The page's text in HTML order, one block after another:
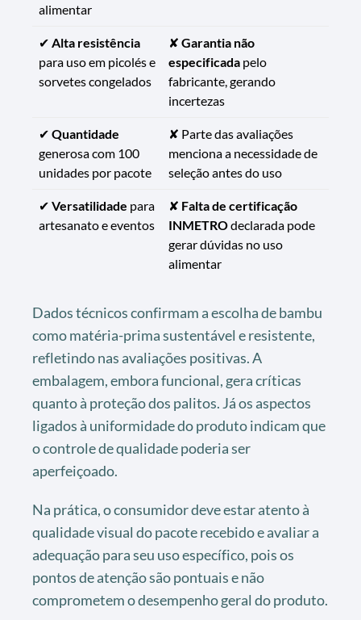
alimentar
✔ Alta resistência
para uso em picolés e
sorvetes congelados
✘ Garantia não
especificada pelo
fabricante, gerando
incertezas
✔ Quantidade
generosa com 100
unidades por pacote
✘ Parte das avaliações
menciona a necessidade de
seleção antes do uso
✔ Versatilidade para
artesanato e eventos
✘ Falta de certificação
INMETROdeclarada pode
gerar dúvidas no uso
alimentar
Dados técnicos confirmam a escolha de bambu
como matéria-prima sustentável e resistente,
refletindo nas avaliações positivas. A
embalagem, embora funcional, gera críticas
quanto à proteção dos palitos. Já os aspectos
ligados à uniformidade do produto indicam que
o controle de qualidade poderia ser
aperfeiçoado.
Na prática, o consumidor deve estar atento à
qualidade visual do pacote recebido e avaliar a
adequação para seu uso específico, pois os
pontos de atenção são pontuais e não
comprometem o desempenho geral do produto.